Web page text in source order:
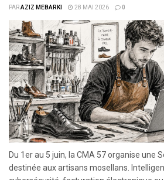
PARAZIZ MEBARKI 28 MAI 2026 0
Du 1er au 5 juin, la CMA 57 organise une
destinée aux artisans mosellans.